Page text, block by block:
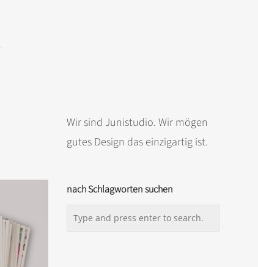
Wir sind Junistudio. Wir mögen
gutes Design das einzigartig ist.
nach Schlagworten suchen